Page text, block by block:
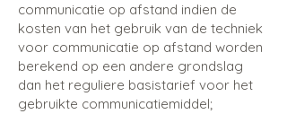
communicatie op afstand indien de
kosten van het gebruik van de techniek
voor communicatie op afstand worden
berekend op een andere grondslag
dan het reguliere basistarief voor het
gebruikte communicatiemiddel;